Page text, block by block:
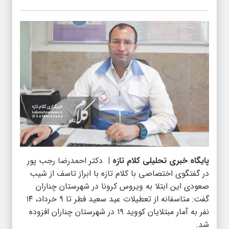
پایگاه خبری تحلیلی کلام تازه | دکتر احمدرضا رجب پور
در گفتگوی اختصاصی با کلام تازه با ابراز تاسف از شیب
صعودی این ابتلا به ویروس کرونا در شهرستان چناران
گفت: متاسفانه از تعطیلات عید سعید فطر تا ۹ خرداد، ۱۴
نفر به آمار مبتلایان کووید ۱۹ در شهرستان چناران افزوده
شد.